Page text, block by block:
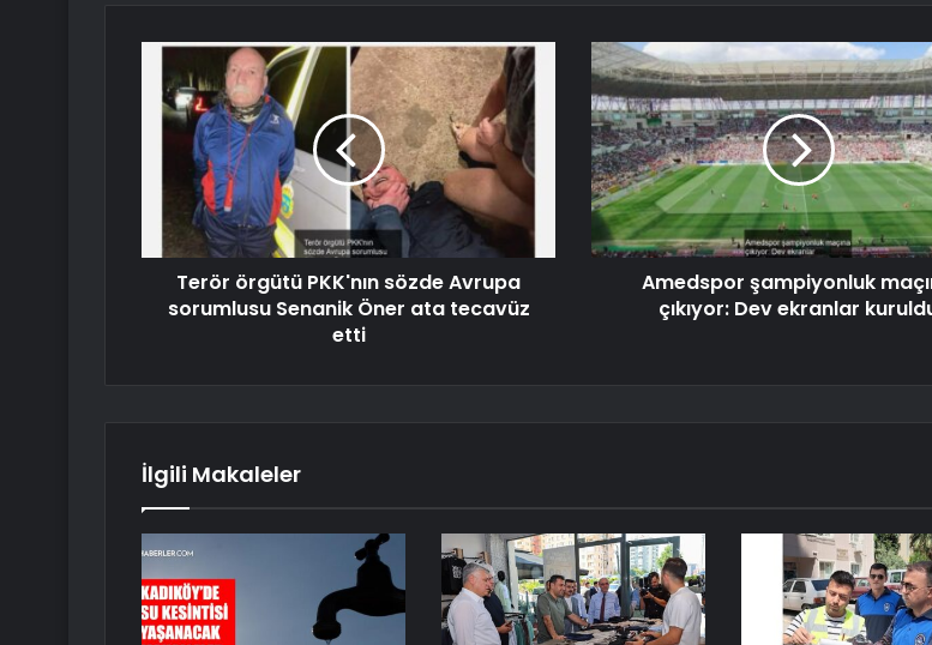
Terör örgütü PKK'nın sözde Avrupa
sorumlusu Senanik Öner ata tecavüz
etti
Amedspor şampiyonluk
çıkıyor: Dev ekranlar
İlgili Makaleler